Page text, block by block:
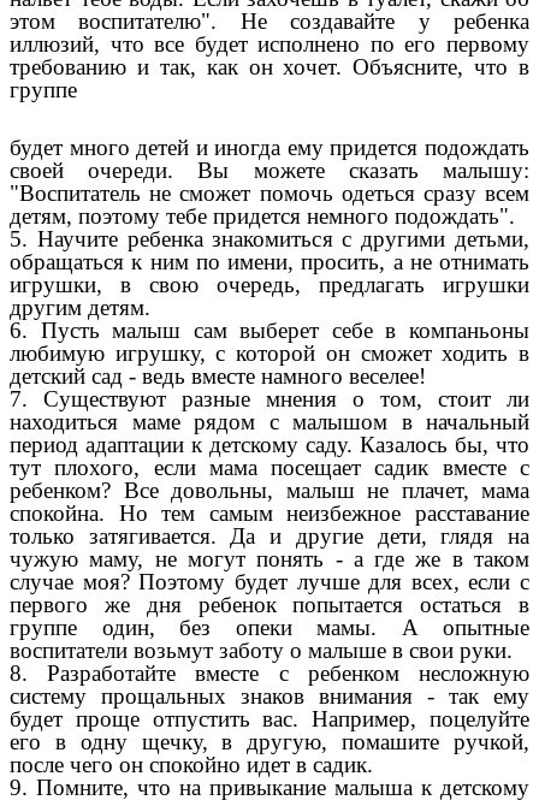
этом воспитателю". Не создавайте у ребенка
иллюзий, что все будет исполнено по его первому
требованию и так, как он хочет. Объясните, что в
группе
будет много детей и иногда ему придется подождать
своей очереди. Вы можете сказать малышу:
"Воспитатель не сможет помочь одеться сразу всем
детям, поэтому тебе придется немного подождать".
5. Научите ребенка знакомиться с другими детьми,
обращаться к ним по имени, просить, а не отнимать
игрушки, в свою очередь, предлагать игрушки
другим детям.
6. Пусть малыш сам выберет себе в компаньоны
любимую игрушку, с которой он сможет ходить в
детский сад - ведь вместе намного веселее!
7. Существуют разные мнения о том, стоит ли
находиться маме рядом с малышом в начальный
период адаптации к детскому саду. Казалось бы, что
тут плохого, если мама посещает садик вместе с
ребенком? Все довольны, малыш не плачет, мама
спокойна. Но тем самым неизбежное расставание
только затягивается. Да и другие дети, глядя на
чужую маму, не могут понять - а где же в таком
случае моя? Поэтому будет лучше для всех, если с
первого же дня ребенок попытается остаться в
группе один, без опеки мамы. А опытные
воспитатели возьмут заботу о малыше в свои руки.
8. Разработайте вместе с ребенком несложную
систему прощальных знаков внимания - так ему
будет проще отпустить вас. Например, поцелуйте
его в одну щечку, в другую, помашите ручкой,
после чего он спокойно идет в садик.
9. Помните, что на привыкание малыша к детскому